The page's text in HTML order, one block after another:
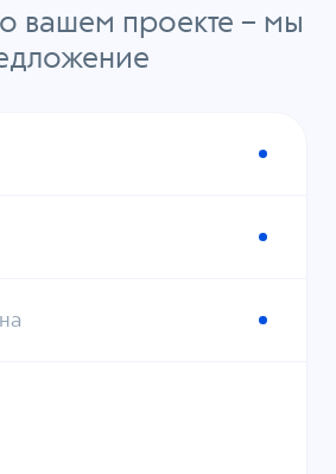
вашем проекте – мы